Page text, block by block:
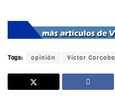
Tags: opinión Víctor Corcoba